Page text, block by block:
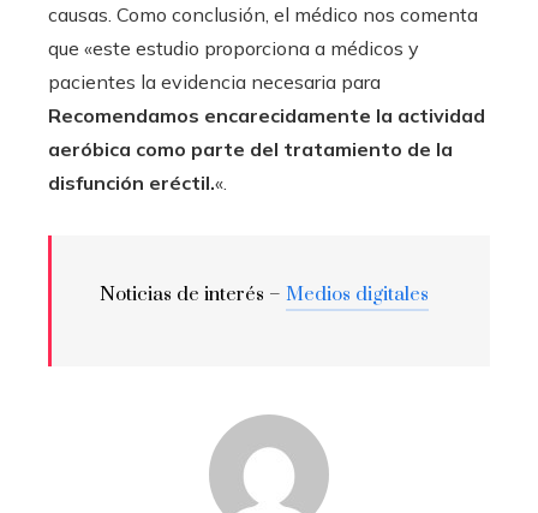
causas. Como conclusión, el médico nos comenta
que «este estudio proporciona a médicos y
pacientes la evidencia necesaria para
Recomendamos encarecidamente la actividad
aeróbica como parte del tratamiento de la
disfunción eréctil.«.
Noticias de interés – Medios digitales